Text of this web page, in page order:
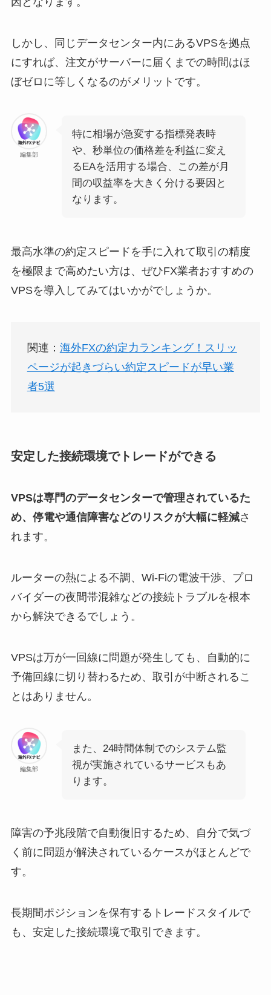
しかし、同じデータセンター内にあるVPSを拠点
にすれば、注文がサーバーに届くまでの時間はほ
ぼゼロに等しくなるのがメリットです。
編集部
特に相場が急変する指標発表時
や、秒単位の価格差を利益に変え
るEAを活用する場合、この差が月
間の収益率を大きく分ける要因と
なります。
最高水準の約定スピードを手に入れて取引の精度
を極限まで高めたい方は、ぜひFX業者おすすめの
VPSを導入してみてはいかがでしょうか。
関連： 海外FXの約定力ランキング！スリッ
ページが起きづらい約定スピードが早い業
者5選
安定した接続環境でトレードができる
VPSは専門のデータセンターで管理されているた
め、停電や通信障害などのリスクが大幅に軽減さ
れます。
ルーターの熱による不調、Wi-Fiの電波干渉、プロ
バイダーの夜間帯混雑などの接続トラブルを根本
から解決できるでしょう。
VPSは万が一回線に問題が発生しても、自動的に
予備回線に切り替わるため、取引が中断されるこ
とはありません。
編集部
また、24時間体制でのシステム監
視が実施されているサービスもあ
ります。
障害の予兆段階で自動復旧するため、自分で気づ
く前に問題が解決されているケースがほとんどで
す。
長期間ポジションを保有するトレードスタイルで
も、安定した接続環境で取引できます。